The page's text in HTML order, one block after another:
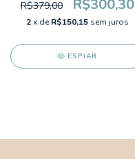
R$379,00 R$300,30
2 x deR$150,15 sem juros
ESPIAR